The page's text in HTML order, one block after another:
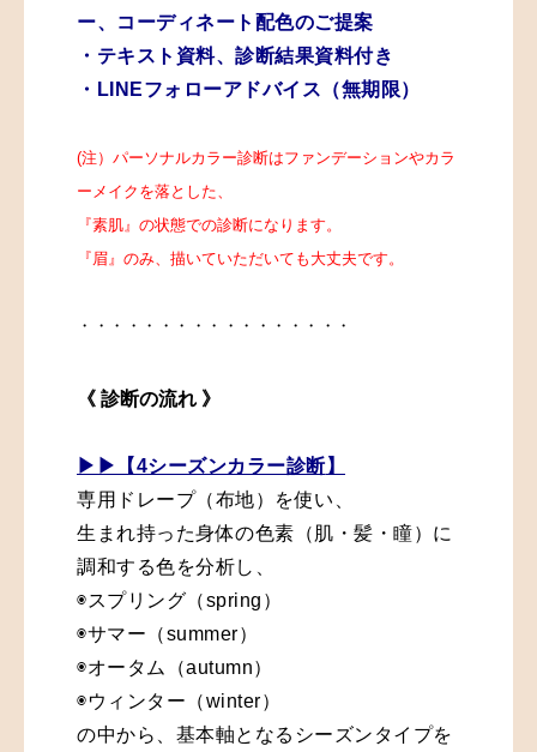
ー、コーディネート配色のご提案
・テキスト資料、診断結果資料付き
・LINEフォローアドバイス（無期限）
(注）パーソナルカラー診断はファンデーションやカラ
ーメイクを落とした、
『素肌』 の状態での診断になります。
『眉』 のみ、描いていただいても大丈夫です。
・・・・・・・・・・・・・・・・・
《 診断の流れ 》
▶▶【4シーズンカラー診断】
専用ドレープ（布地）を使い、
生まれ持った身体の色素（肌・髪・瞳）に
調和する色を分析し、
◉スプリング（spring）
◉サマー（summer）
◉オータム（autumn）
◉ウィンター（winter）
の中から、 基本軸となるシーズンタイプを